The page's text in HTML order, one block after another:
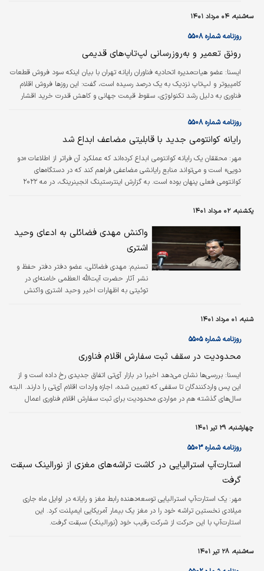
را از ۲۹۹ دلار به ۴۰۰ دلار برای نسخه پایه ۱۲۸ گیگابایتی افزایش دهد.
سه‌شنبه، ۰۴ مرداد ۱۴۰۱
روزنامه شماره ۵۵۰۸
رونق تعمیر و به‌روزرسانی لپ‌تاپ‌های قدیمی
ايسنا: عضو هیات‌مدیره اتحادیه فناوران رایانه تهران با بیان اینکه سود فروش قطعات
کامپیوتر و لپ‌تاپ نزدیک به یک درصد رسیده است، گفت: این روزها فروش اقلام
فناوری به دلیل رشد تکنولوژی، سقوط قیمت جهانی و کاهش قدرت خرید اقشار
جایگزین اقلام نو شده است.
روزنامه شماره ۵۵۰۸
رایانه کوانتومی جدید با قابلیتی مضاعف ابداع شد
مهر: محققان یک رایانه کوانتومی ابداع کرده‌اند که عملکرد آن فراتر از اطلاعات «دو
دویی» است و می‌تواند منابع رایانشی مضاعفی فراهم کند که در دستگاه‌های
کوانتومی فعلی پنهان بوده است. به گزارش اینترستینگ انجینرینگ، در مه ‌۲۰۲۲
رایانه‌های کوانتومی بدون اشتباه منجر شد. چنین رایانه‌ای شامل عملیات‌های رایانشی
دو بیت کوانتومی است و می‌توان آنها را برای انجام هر وظیفه‌ای…
یکشنبه، ۰۲ مرداد ۱۴۰۱
واکنش مهدی فضائلی به ادعای وحید
اشتری
تسنیم: مهدی فضائلی، عضو دفتر دفتر حفظ و
نشر آثار حضرت آیت‌الله العظمی خامنه‌ای در
توئیتی به اظهارات اخیر وحید اشتری واکنش
شنبه، ۰۱ مرداد ۱۴۰۱
روزنامه شماره ۵۵۰۵
محدودیت در سقف ثبت سفارش اقلام فناوری
ايسنا: بررسی‌ها نشان می‌دهد اخیرا در بازار آی‌تی اتفاق جدیدی رخ داده است و از
این پس واردکنندگان تا سقفی که تعیین شده، اجازه واردات اقلام آی‌تی را دارند. البته
سال‌های گذشته هم در مواردی محدودیت برای ثبت سفارش اقلام فناوری اعمال
گفت: وزارت صمت در زمینه ثبت سفارش اقلام حوزه فناوری محدودیت جدیدی را
اعمال کرده و واردکنندگان از این پس باید نصف سال‌های گذشته اقلامی مانند
لپ‌تاپ، تبلت و پرینتر وارد کنند. در این زمینه، محمدرضا…
چهارشنبه، ۲۹ تیر ۱۴۰۱
روزنامه شماره ۵۵۰۳
استار‌ت‌آپ استرالیایی در کاشت تراشه‌های مغزی از نورالینک سبقت
گرفت
مهر: یک استارت‌آپ استرالیایی توسعه‌دهنده رابط مغز و رایانه در اوایل ماه جاری
میلادی نخستین تراشه خود را در مغز یک بیمار آمریکایی ایمپلنت کرد. این
استارت‌آپ با این حرکت از شرکت رقیب خود (نورالینک) سبقت گرفت.
سه‌شنبه، ۲۸ تیر ۱۴۰۱